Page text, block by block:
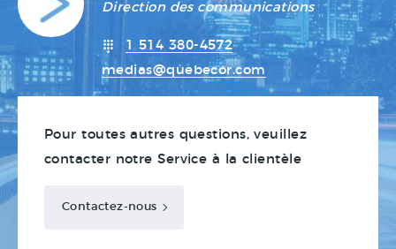
Direction des communications
1 514 380-4572
medias@quebecor.com
Pour toutes autres questions, veuillez
contacter notre Service à la clientèle
Contactez-nous